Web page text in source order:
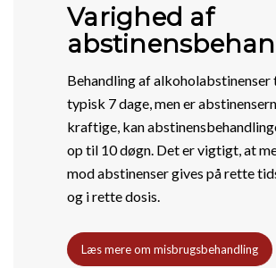
Varighed af
Behandling af alkoholabstinenser
typisk 7 dage, men er
kraftige, kan
op til 10 døgn. Det er vigtigt, at
mod abstinenser gives på rette
og i rette dosis.
Læs mere om misbrugsbehandling